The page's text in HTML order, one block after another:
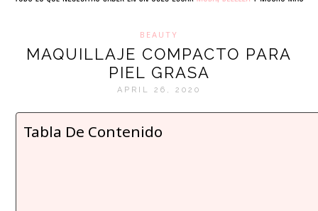
BEAUTY
MAQUILLAJE COMPACTO PARA
PIEL GRASA
APRIL 26, 2020
Tabla De Contenido